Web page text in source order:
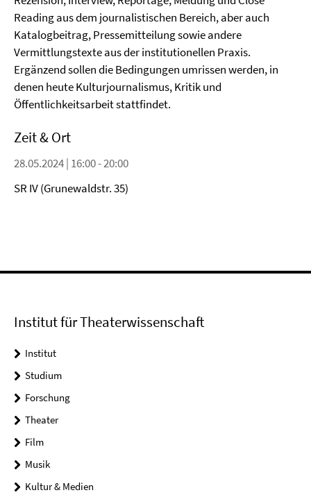
Reading aus dem journalistischen Bereich, aber auch
Katalogbeitrag, Pressemitteilung sowie andere
Vermittlungstexte aus der institutionellen Praxis.
Ergänzend sollen die Bedingungen umrissen werden, in
denen heute Kulturjournalismus, Kritik und
Öffentlichkeitsarbeit stattfindet.
Zeit & Ort
28.05.2024 | 16:00 - 20:00
SR IV (Grunewaldstr. 35)
Institut für Theaterwissenschaft
Institut
Studium
Forschung
Theater
Film
Musik
Kultur & Medien